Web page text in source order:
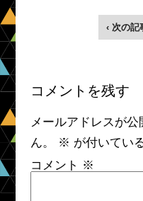
‹ 次の記
コメントを残す
メールアドレスが
ん。
※ が付いてい
コメント ※